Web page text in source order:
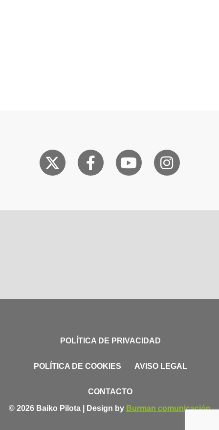
POLÍTICA DE PRIVACIDAD
POLÍTICA DE COOKIES AVISO LEGAL
CONTACTO
© 2026 Baiko Pilota | Design by Burman comunicación